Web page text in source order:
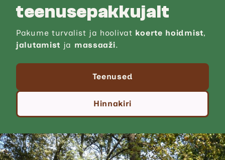
teenuse­pakkujalt
Pakume turvalist ja hoolivat koerte hoidmist,
jalutamist ja massaaži.
Teenused
Hinnakiri